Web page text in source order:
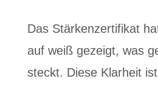
Das Stärkenzertifikat
auf weiß gezeigt, was
steckt. Diese Klarheit